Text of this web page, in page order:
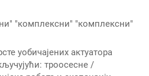
"комплексни" "комплексни"
уобичајених актуатора
троосесне /